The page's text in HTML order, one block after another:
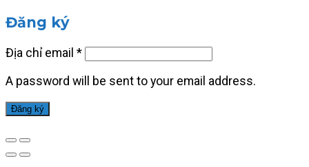
Đăng ký
Địa chỉ email *
A password will be sent to your email address.
Đăng ký